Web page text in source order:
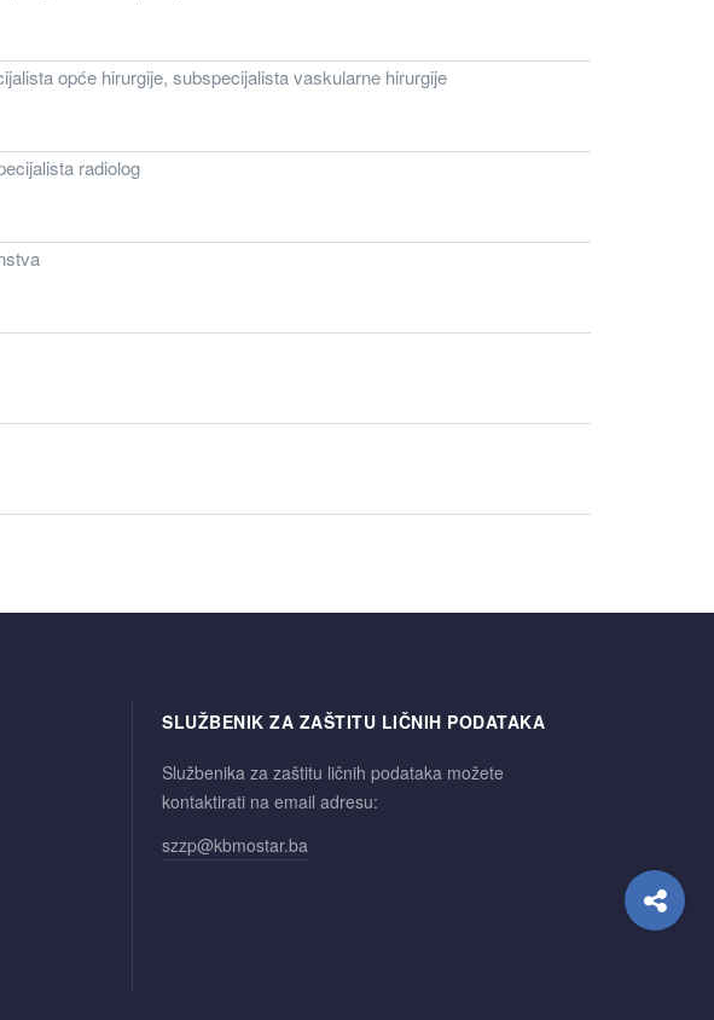
opće hirurgije, subspecijalista vaskularne hirurgije
radiolog
SLUŽBENIK ZA ZAŠTITU LIČNIH PODATAKA
Službenika za zaštitu ličnih podataka možete
kontaktirati na email adresu:
szzp@kbmostar.ba